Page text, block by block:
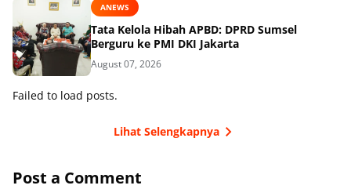
ANEWS
Tata Kelola Hibah APBD: DPRD Sumsel
Berguru ke PMI DKI Jakarta
August 07, 2026
Failed to load posts.
Lihat Selengkapnya
Post a Comment